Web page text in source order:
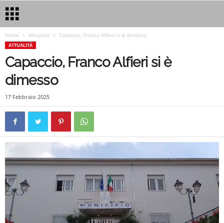
Home Attualità Capaccio, Franco Alfieri si è dimesso
ATTUALITÀ
Capaccio, Franco Alfieri si è
dimesso
17 Febbraio 2025